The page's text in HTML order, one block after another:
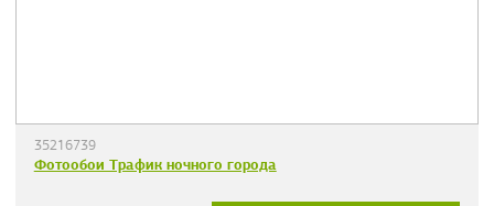
35216739
Фотообои Трафик ночного города